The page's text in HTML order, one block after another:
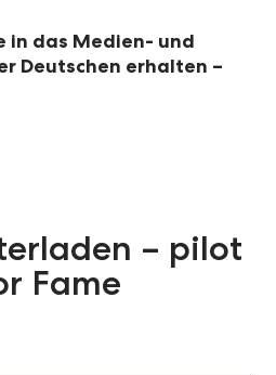
in das Medien- und
Deutschen erhalten –
– pilot
Fame